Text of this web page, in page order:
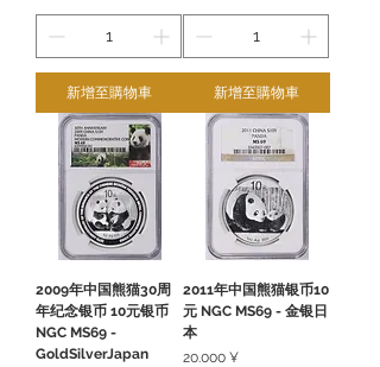
新增至購物車 新增至購物車
2009年中国熊猫30周
年纪念银币 10元银币
NGC MS69 -
GoldSilverJapan
2011年中国熊猫银币10
元 NGC MS69 - 金银日
本
價格
20.000 ¥